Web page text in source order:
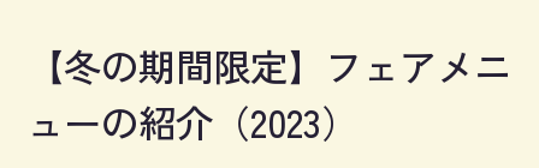
【冬の期間限定】フェアメニ
ューの紹介（2023）